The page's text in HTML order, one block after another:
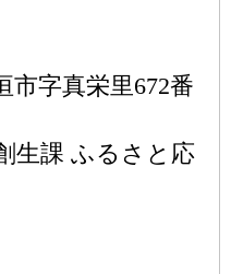
市字真栄里672番
生課 ふるさと応